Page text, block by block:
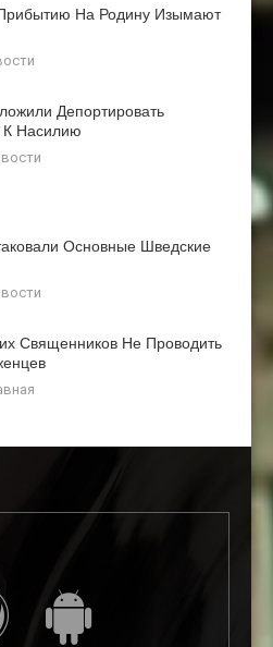
На Родину Изымают
Депортировать
Насилию
Основные Шведские
Священников Не Проводить